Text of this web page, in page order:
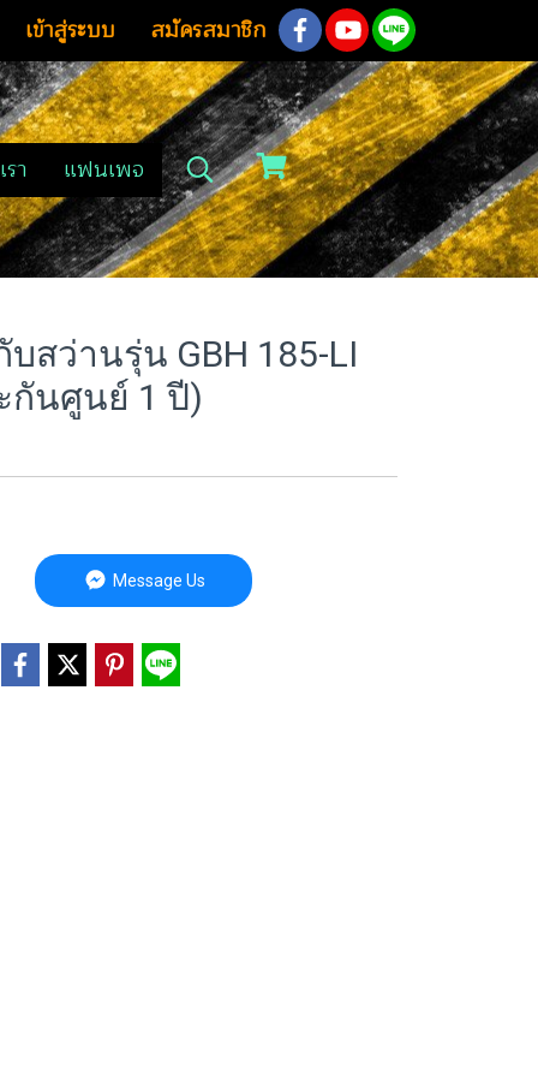
เข้าสู่ระบบ สมัครสมาชิก
า แฟนเพจ
สว่านรุ่น GBH 185-LI
กันศูนย์ 1 ปี)
Message Us